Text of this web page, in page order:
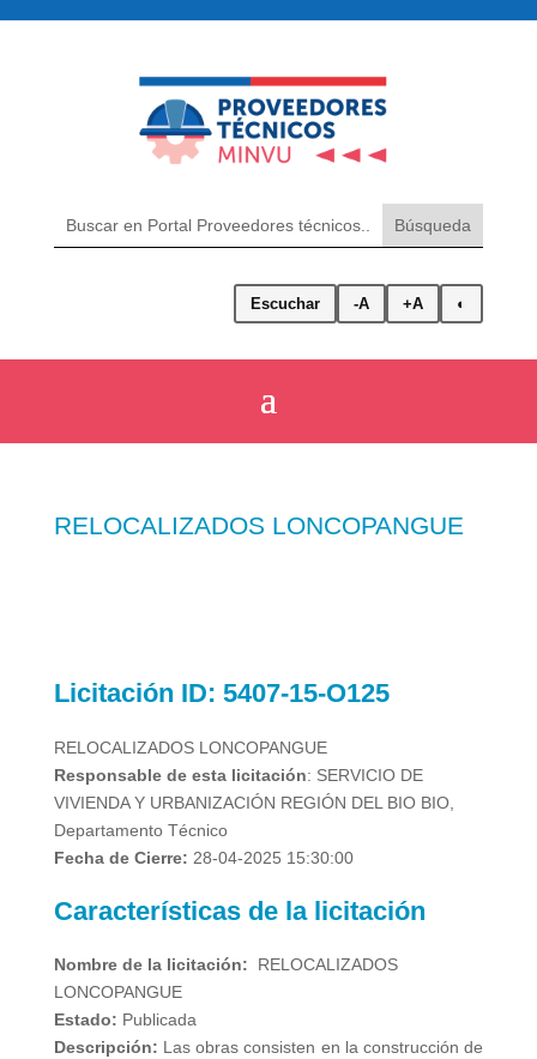
Escuchar -A +A ◐
RELOCALIZADOS LONCOPANGUE
Licitación ID: 5407-15-O125
RELOCALIZADOS LONCOPANGUE
Responsable de esta licitación: SERVICIO DE
VIVIENDA Y URBANIZACIÓN REGIÓN DEL BIO BIO,
Departamento Técnico
Fecha de Cierre: 28-04-2025 15:30:00
Características de la licitación
Nombre de la licitación:
RELOCALIZADOS
LONCOPANGUE
Estado: Publicada
Descripción: Las obras consisten en la construcción de